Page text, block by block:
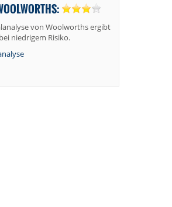
von Woolworths ergibt
niedrigem Risiko.